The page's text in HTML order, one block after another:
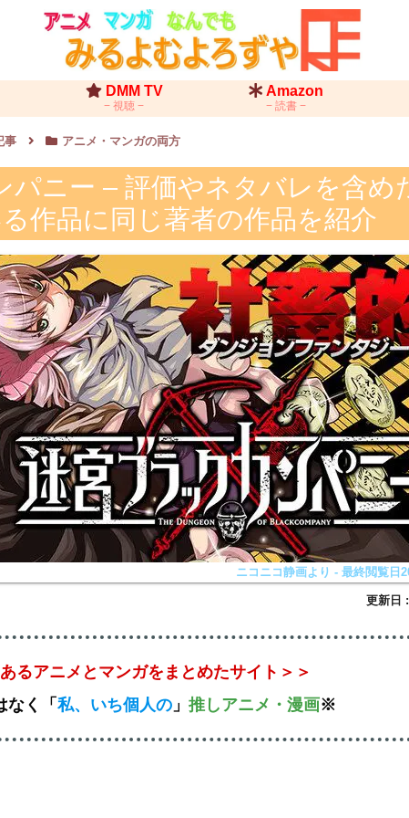
DMM TV
視聴
Amazon
読書
事 アニメ・マンガの両方
パニー – 評価やネタバレを含め
作品に同じ著者の作品を紹介
ニコニコ静画より - 最終閲覧日
るアニメとマンガをまとめたサイト＞＞
なく 「 私、いち個人の」 推しアニメ ・漫画※